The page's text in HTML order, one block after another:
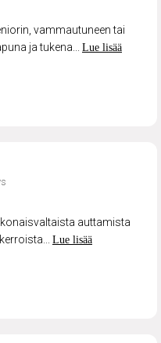
vammautuneen tai
ja tukena... Lue lisää
kotihoito
auttamista
Lue lisää